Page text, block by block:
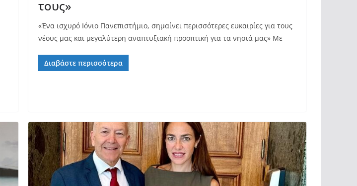
τους»
«Ένα ισχυρό Ιόνιο Πανεπιστήμιο, σημαίνει περισσότερες ευκαιρίες για τους
νέους μας και μεγαλύτερη αναπτυξιακή προοπτική για τα νησιά μας» Με
Διαβάστε περισσότερα